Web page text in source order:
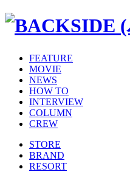
FEATURE
MOVIE
NEWS
HOW TO
INTERVIEW
COLUMN
CREW
STORE
BRAND
RESORT